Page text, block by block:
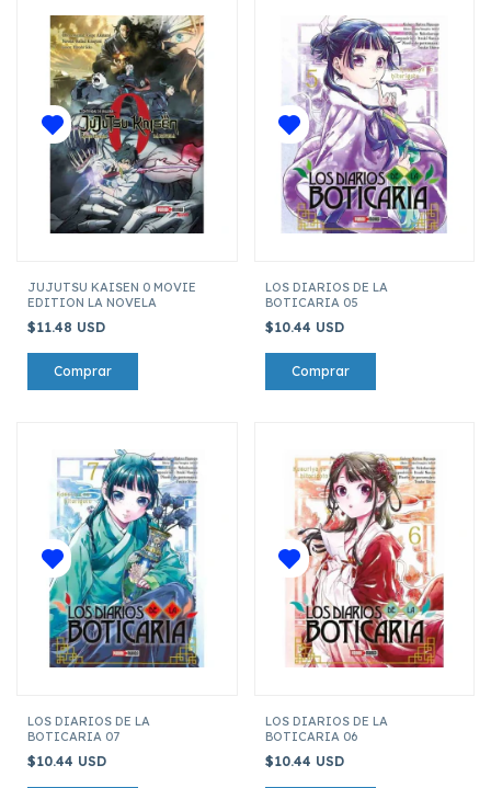
JUJUTSU KAISEN 0 MOVIE
EDITION LA NOVELA
$11.48 USD
LOS DIARIOS DE LA
BOTICARIA 05
$10.44 USD
LOS DIARIOS DE LA
BOTICARIA 07
$10.44 USD
LOS DIARIOS DE LA
BOTICARIA 06
$10.44 USD